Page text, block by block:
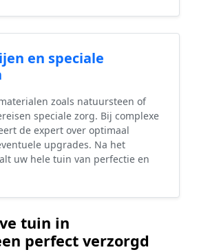
en speciale
zoals natuursteen of
speciale zorg. Bij complexe
de expert over optimaal
upgrades. Na het
uw hele tuin van perfectie en
tuin in
perfect verzorgd